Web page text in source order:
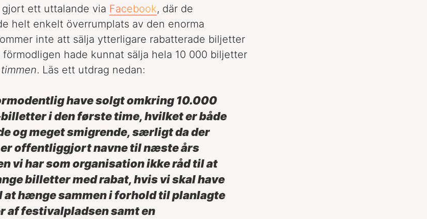
ett uttalande via Facebook, där de
helt enkelt överrumplats av den enorma
inte att sälja ytterligare rabatterade biljetter
hade kunnat sälja hela 10 000 biljetter
timmen. Läs ett utdrag nedan:
have solgt omkring 10.000
i den første time, hvilket er både
og meget smigrende, særligt da der
offentliggjort navne til næste års
vi har som organisation ikke råd til at
billetter med rabat, hvis vi skal have
hænge sammen i forhold til planlagte
af festivalpladsen samt en